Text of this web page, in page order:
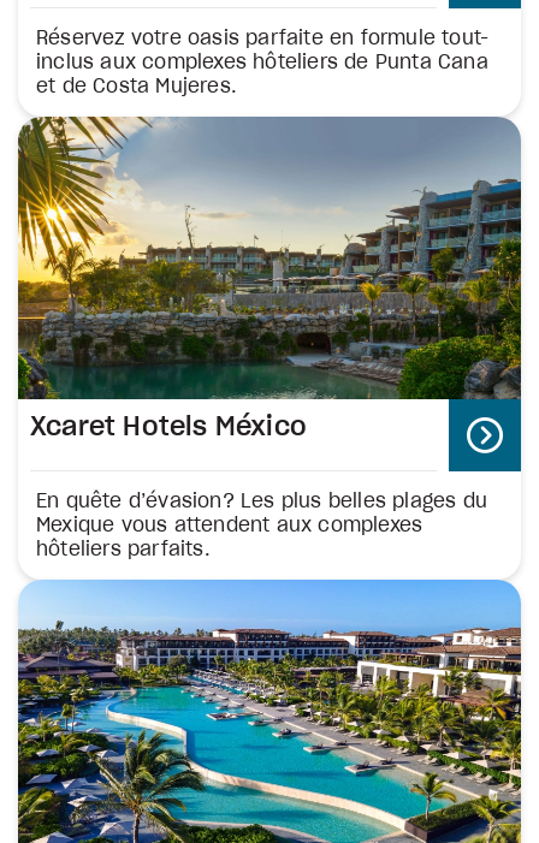
Réservez votre oasis parfaite en formule tout-
inclus aux complexes hôteliers de Punta Cana
et de Costa Mujeres.
Xcaret Hotels México
En quête d’évasion? Les plus belles plages du
Mexique vous attendent aux complexes
hôteliers parfaits.